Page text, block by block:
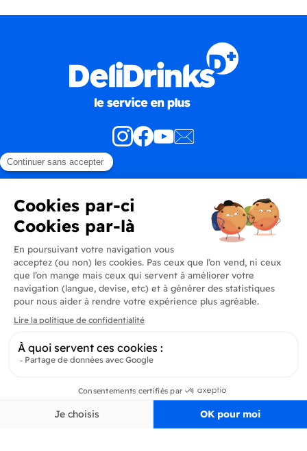
Produits
En savoir plus
Informations
Inscrivez-vous et soyez au courant de toutes les dernières nouveautés de
Delidrinks